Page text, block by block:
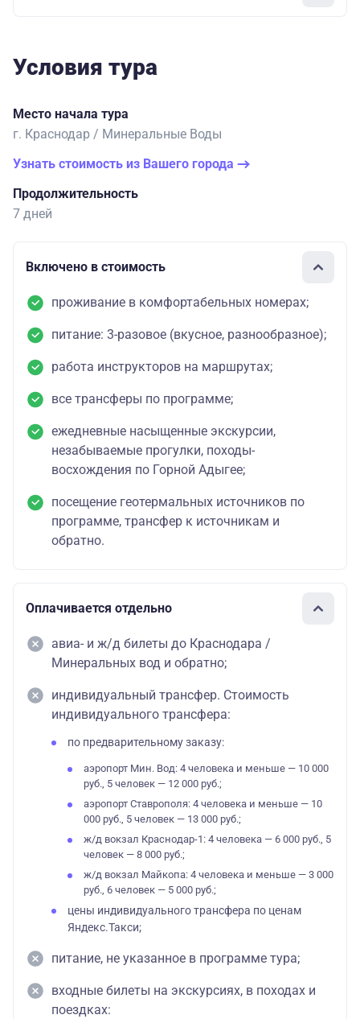
Условия тура
Место начала тура
г. Краснодар / Минеральные Воды
Узнать стоимость из Вашего города
Продолжительность
7 дней
Включено в стоимость
проживание в комфортабельных номерах;
питание: 3-разовое (вкусное, разнообразное);
работа инструкторов на маршрутах;
все трансферы по программе;
ежедневные насыщенные экскурсии,
незабываемые прогулки, походы-
восхождения по Горной Адыгее;
посещение геотермальных источников по
программе, трансфер к источникам и
обратно.
Оплачивается отдельно
авиа- и ж/д билеты до Краснодара /
Минеральных вод и обратно;
индивидуальный трансфер. Стоимость
индивидуального трансфера:
по предварительному заказу:
аэропорт Мин. Вод: 4 человека и меньше — 10 000
руб., 5 человек — 12 000 руб.;
аэропорт Ставрополя: 4 человека и меньше — 10
000 руб., 5 человек — 13 000 руб.;
ж/д вокзал Краснодар-1: 4 человека — 6 000 руб., 5
человек — 8 000 руб.;
ж/д вокзал Майкопа: 4 человека и меньше — 3 000
руб., 6 человек — 5 000 руб.;
цены индивидуального трансфера по ценам
Яндекс.Такси;
питание, не указанное в программе тура;
входные билеты на экскурсиях, в походах и
поездках: